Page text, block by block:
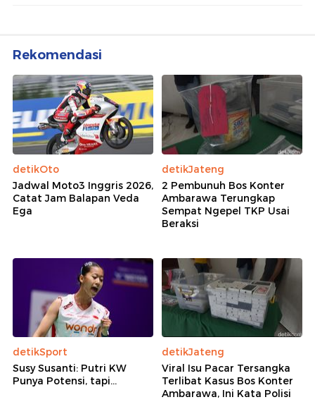
Rekomendasi
detikOto
Jadwal Moto3 Inggris 2026,
Catat Jam Balapan Veda
Ega
detikJateng
2 Pembunuh Bos Konter
Ambarawa Terungkap
Sempat Ngepel TKP Usai
Beraksi
detikSport
Susy Susanti: Putri KW
Punya Potensi, tapi...
detikJateng
Viral Isu Pacar Tersangka
Terlibat Kasus Bos Konter
Ambarawa, Ini Kata Polisi